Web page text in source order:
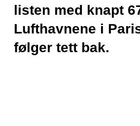
listen med knapt
Lufthavnene i
følger tett bak.